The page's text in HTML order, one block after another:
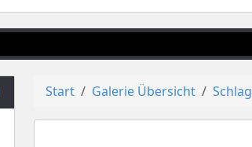
Start Galerie Übersicht